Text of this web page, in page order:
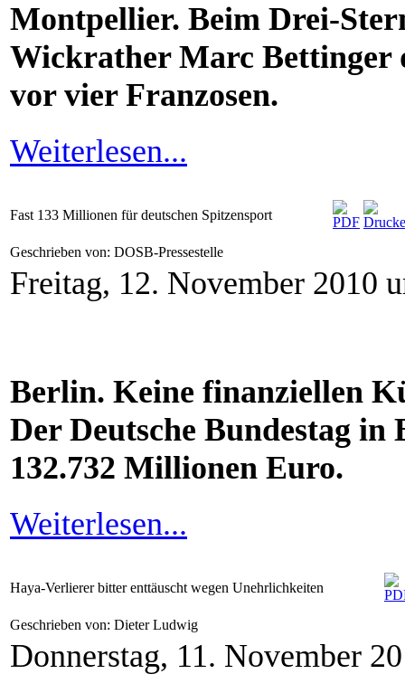
Montpellier. Beim Drei-
Wickrather Marc Bettinger
vor vier Franzosen.
Weiterlesen...
Fast 133 Millionen für deutschen Spitzensport
Geschrieben von: DOSB-Pressestelle
Freitag, 12. November 2010
Berlin. Keine finanziellen
Der Deutsche Bundestag
132.732 Millionen Euro.
Weiterlesen...
Haya-Verlierer bitter enttäuscht wegen Unehrlichkeiten
Geschrieben von: Dieter Ludwig
Donnerstag, 11. November